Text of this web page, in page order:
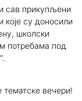
сав прикупљени
које су доносили
школски
потребама под
вечери!